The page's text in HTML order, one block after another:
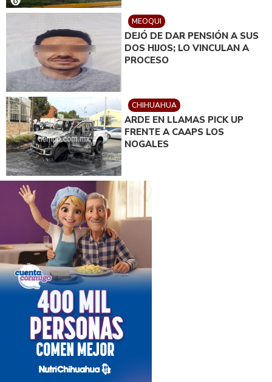
MEOQUI
DEJÓ DE DAR PENSIÓN A SUS
DOS HIJOS; LO VINCULAN A
PROCESO
CHIHUAHUA
ARDE EN LLAMAS PICK UP
FRENTE A CAAPS LOS
NOGALES